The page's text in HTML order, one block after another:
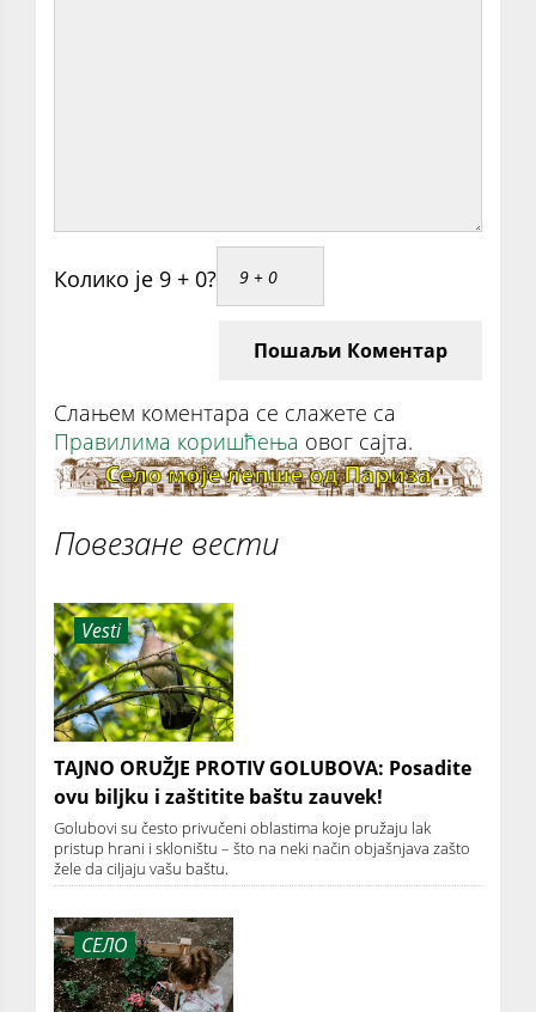
Колико је 9 + 0?
Пошаљи Коментар
Слањем коментара се слажете са
Правилима коришћења овог сајта.
Повезане вести
Vesti
TAJNO ORUŽJE PROTIV GOLUBOVA: Posadite
ovu biljku i zaštitite baštu zauvek!
Golubovi su često privučeni oblastima koje pružaju lak
pristup hrani i skloništu – što na neki način objašnjava zašto
žele da ciljaju vašu baštu.
СЕЛО